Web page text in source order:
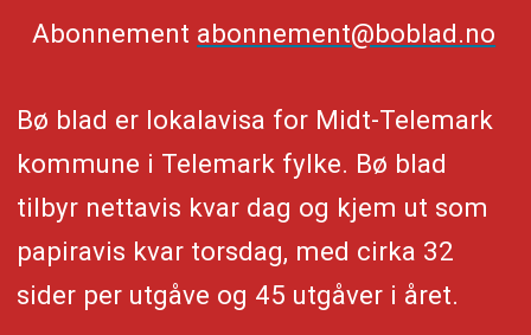
Abonnement abonnement@boblad.no
Bø blad er lokalavisa for Midt-Telemark
kommune i Telemark fylke. Bø blad
tilbyr nettavis kvar dag og kjem ut som
papiravis kvar torsdag, med cirka 32
sider per utgåve og 45 utgåver i året.